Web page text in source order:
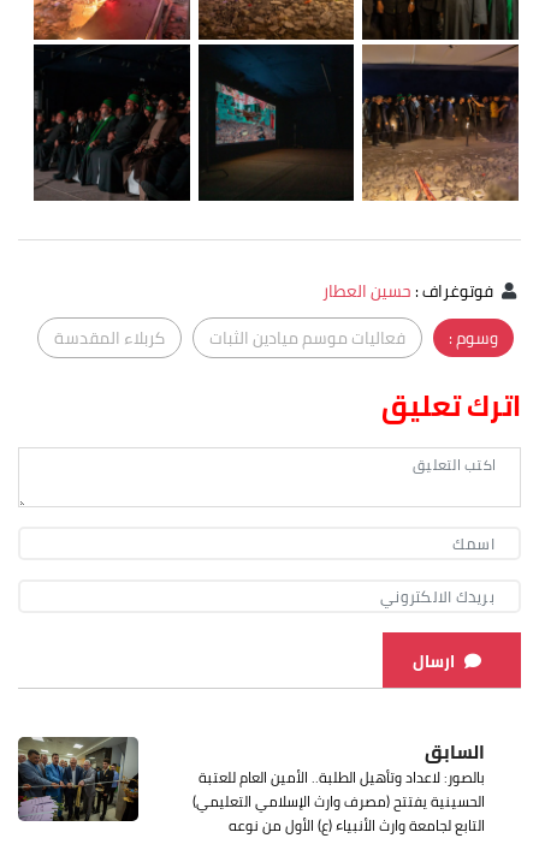
فوتوغراف:حسين العطار
وسوم :
فعاليات موسم ميادين الثبات كربلاء المقدسة
اترك تعليق
ارسال
السابق
بالصور: لاعداد وتأهيل الطلبة.. الأمين العام للعتبة
الحسينية يفتتح (مصرف وارث الإسلامي التعليمي)
التابع لجامعة وارث الأنبياء (ع) الأول من نوعه